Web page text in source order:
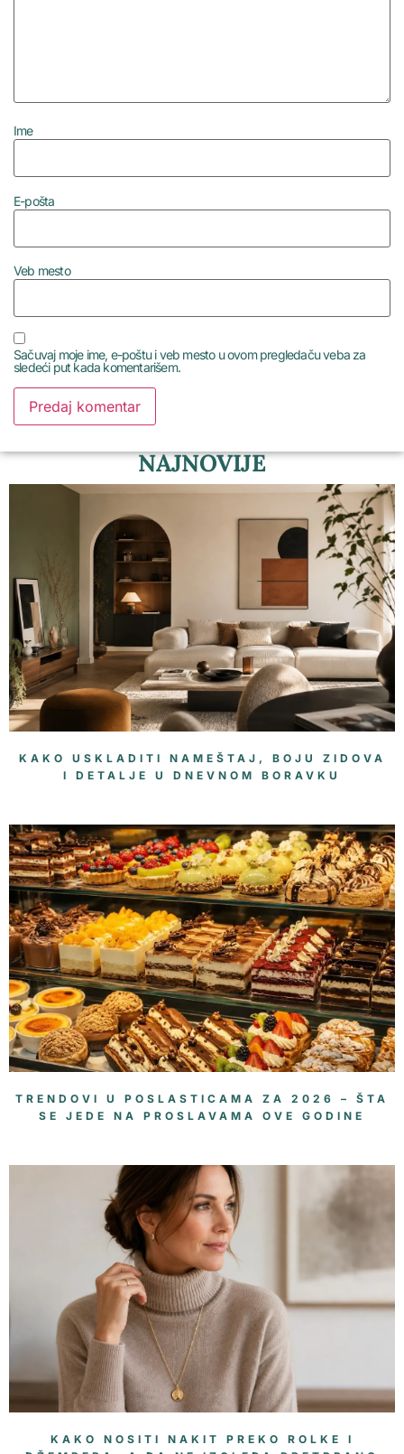
Ime
E-pošta
Veb mesto
Sačuvaj moje ime, e-poštu i veb mesto u ovom pregledaču veba za
sledeći put kada komentarišem.
NAJNOVIJE
KAKO USKLADITI NAMEŠTAJ, BOJU ZIDOVA
I DETALJE U DNEVNOM BORAVKU
TRENDOVI U POSLASTICAMA ZA 2026 – ŠTA
SE JEDE NA PROSLAVAMA OVE GODINE
KAKO NOSITI NAKIT PREKO ROLKE I